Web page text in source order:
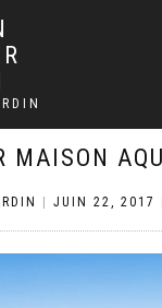
MAISON
JUIN 22, 2017